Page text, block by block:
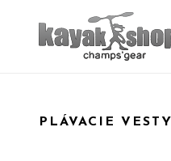
PLÁVACIE VESTY